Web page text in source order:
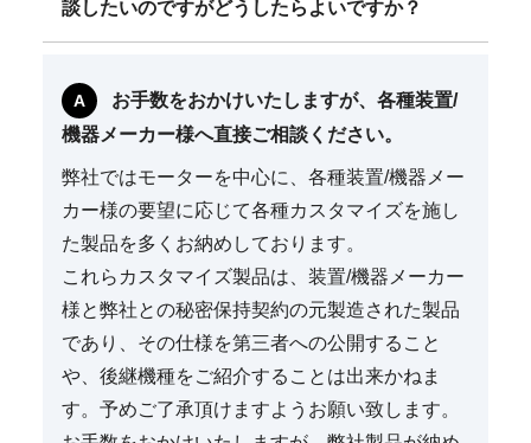
談したいのですがどうしたらよいですか？
お手数をおかけいたしますが、各種装置/
機器メーカー様へ直接ご相談ください。
弊社ではモーターを中心に、各種装置/機器メー
カー様の要望に応じて各種カスタマイズを施し
た製品を多くお納めしております。
これらカスタマイズ製品は、装置/機器メーカー
様と弊社との秘密保持契約の元製造された製品
であり、その仕様を第三者への公開すること
や、後継機種をご紹介することは出来かねま
す。予めご了承頂けますようお願い致します。